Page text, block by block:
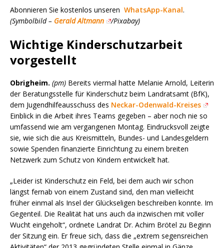
Abonnieren Sie kostenlos unseren WhatsApp-Kanal.
(Symbolbild – Gerald Altmann /Pixabay)
Wichtige Kinderschutzarbeit
vorgestellt
Obrigheim. (pm) Bereits viermal hatte Melanie Arnold, Leiterin
der Beratungsstelle für Kinderschutz beim Landratsamt (BfK),
dem Jugendhilfeausschuss des Neckar-Odenwald-Kreises
Einblick in die Arbeit ihres Teams gegeben – aber noch nie so
umfassend wie am vergangenen Montag. Eindrucksvoll zeigte
sie, wie sich die aus Kreismitteln, Bundes- und Landesgeldern
sowie Spenden finanzierte Einrichtung zu einem breiten
Netzwerk zum Schutz von Kindern entwickelt hat.
„Leider ist Kinderschutz ein Feld, bei dem auch wir schon
längst fernab von einem Zustand sind, den man vielleicht
früher einmal als Insel der Glückseligen beschreiben konnte. Im
Gegenteil. Die Realität hat uns auch da inzwischen mit voller
Wucht eingeholt“, ordnete Landrat Dr. Achim Brötel zu Beginn
der Sitzung ein. Er freue sich, dass die „extrem segensreichen